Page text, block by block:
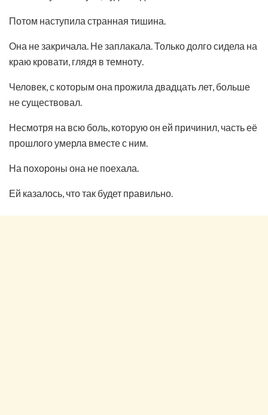
Потом наступила странная тишина.
Она не закричала. Не заплакала. Только долго сидела на
краю кровати, глядя в темноту.
Человек, с которым она прожила двадцать лет, больше
не существовал.
Несмотря на всю боль, которую он ей причинил, часть её
прошлого умерла вместе с ним.
На похороны она не поехала.
Ей казалось, что так будет правильно.